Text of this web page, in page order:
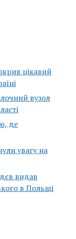
цікавий
вузол
де
увагу на
видав
в Польщі